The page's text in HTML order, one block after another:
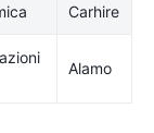
Carhire
Alamo